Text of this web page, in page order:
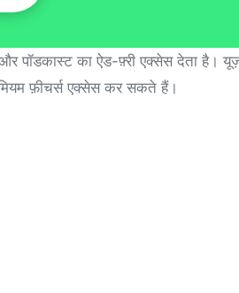
पॉडकास्ट का ऐड-फ़्री एक्सेस देता है।
फ़ीचर्स एक्सेस कर सकते हैं।